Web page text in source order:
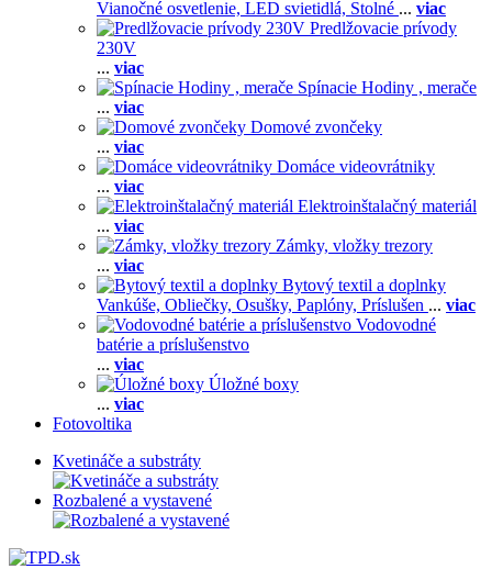
Vianočné osvetlenie, LED svietidlá, Stolné ... viac
Predlžovacie prívody
230V
... viac
Spínacie Hodiny , merače
... viac
Domové zvončeky
... viac
Domáce videovrátniky
... viac
Elektroinštalačný materiál
... viac
Zámky, vložky trezory
... viac
Bytový textil a doplnky
Vankúše, Obliečky, Osušky, Paplóny, Príslušen ... viac
Vodovodné
batérie a príslušenstvo
... viac
Úložné boxy
... viac
Fotovoltika
Kvetináče a substráty
Rozbalené a vystavené